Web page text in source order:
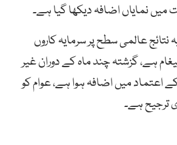
نمایاں اضافہ دیکھا گیا ہے۔
نتائج عالمی سطح پر سرمایہ کاروں
ہے، گزشتہ چند ماہ کے دوران غیر
اعتماد میں اضافہ ہوا ہے، عوام کو
ترجیح ہے۔